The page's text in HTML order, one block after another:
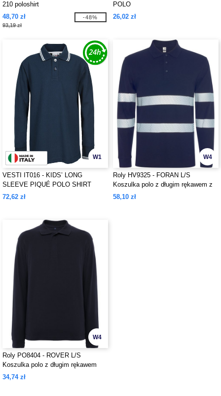
210 poloshirt
48,70 zł
93,19 zł
-48%
POLO
26,02 zł
W1
VESTI IT016 - KIDS’ LONG
SLEEVE PIQUÉ POLO SHIRT
72,62 zł
W4
Roly HV9325 - FORAN L/S
Koszulka polo z długim rękawem z
tkaniny pikowej o zwiększonej
58,10 zł
W4
Roly PO8404 - ROVER L/S
Koszulka polo z długim rękawem
34,74 zł